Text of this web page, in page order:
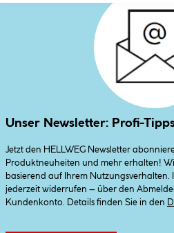
Unser Newsletter: Profi-
Jetzt den HELLWEG Newsletter
Produktneuheiten und mehr erhalten!
basierend auf Ihrem
jederzeit widerrufen – über den
Kundenkonto. Details finden Sie in den